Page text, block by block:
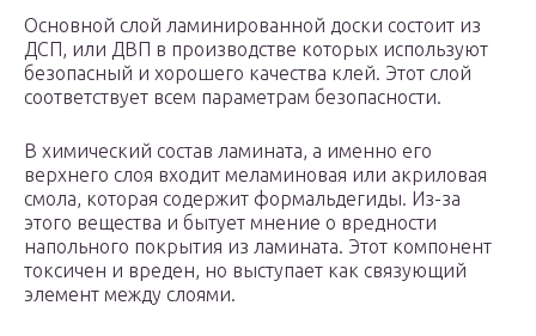
Основной слой ламинированной доски состоит из
ДСП, или ДВП в производстве которых используют
безопасный и хорошего качества клей. Этот слой
соответствует всем параметрам безопасности.
В химический состав ламината, а именно его
верхнего слоя входит меламиновая или акриловая
смола, которая содержит формальдегиды. Из-за
этого вещества и бытует мнение о вредности
напольного покрытия из ламината. Этот компонент
токсичен и вреден, но выступает как связующий
элемент между слоями.